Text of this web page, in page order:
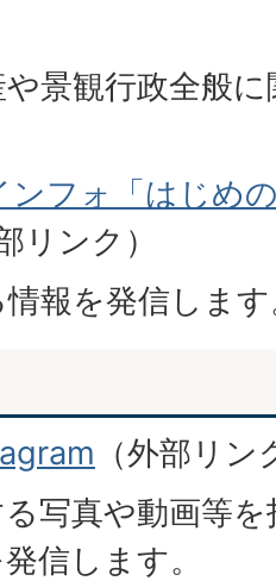
景観行政全般
ンフォ「はじめ
リンク）
報を発信しま
（外部リン
写真や動画等
信します。